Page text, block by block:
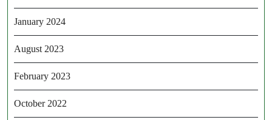
January 2024
August 2023
February 2023
October 2022